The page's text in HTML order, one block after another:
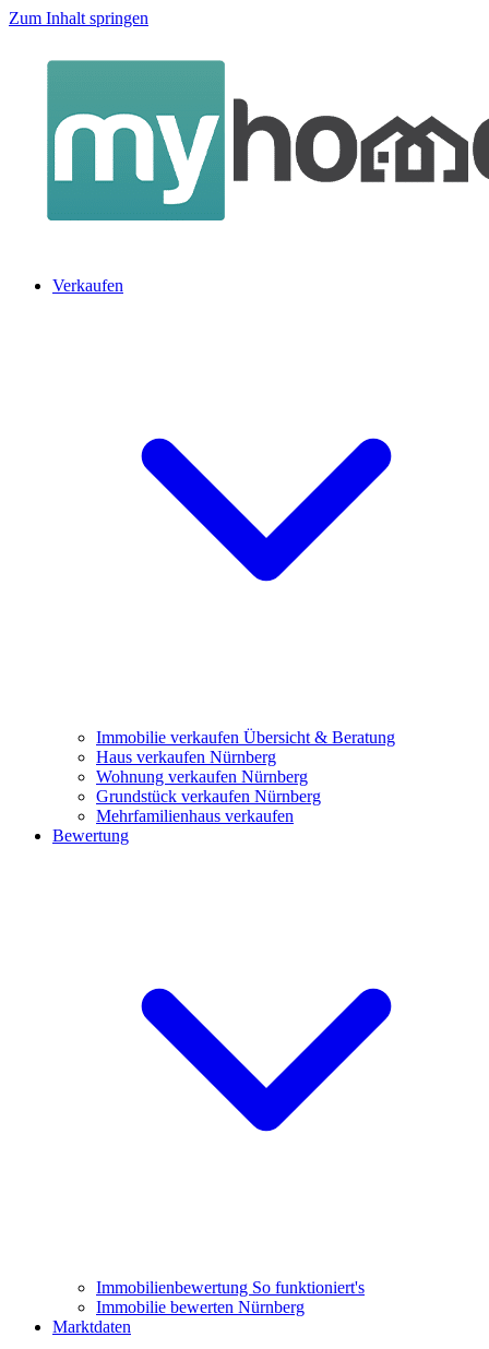
Zum Inhalt springen
Verkaufen
Immobilie verkaufen Übersicht & Beratung
Haus verkaufen Nürnberg
Wohnung verkaufen Nürnberg
Grundstück verkaufen Nürnberg
Mehrfamilienhaus verkaufen
Bewertung
Immobilienbewertung So funktioniert's
Immobilie bewerten Nürnberg
Marktdaten